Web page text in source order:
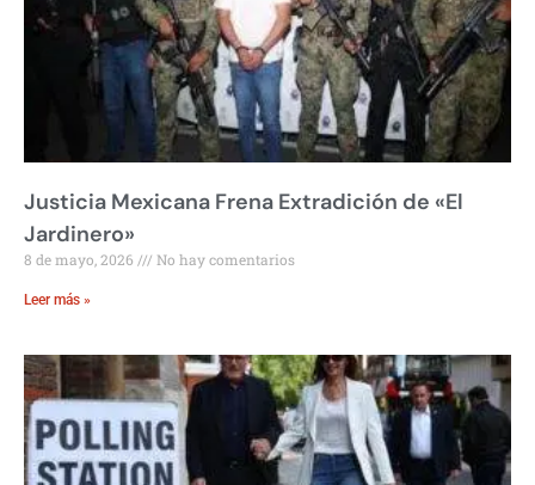
Justicia Mexicana Frena Extradición de «El
Jardinero»
8 de mayo, 2026 No hay comentarios
Leer más »